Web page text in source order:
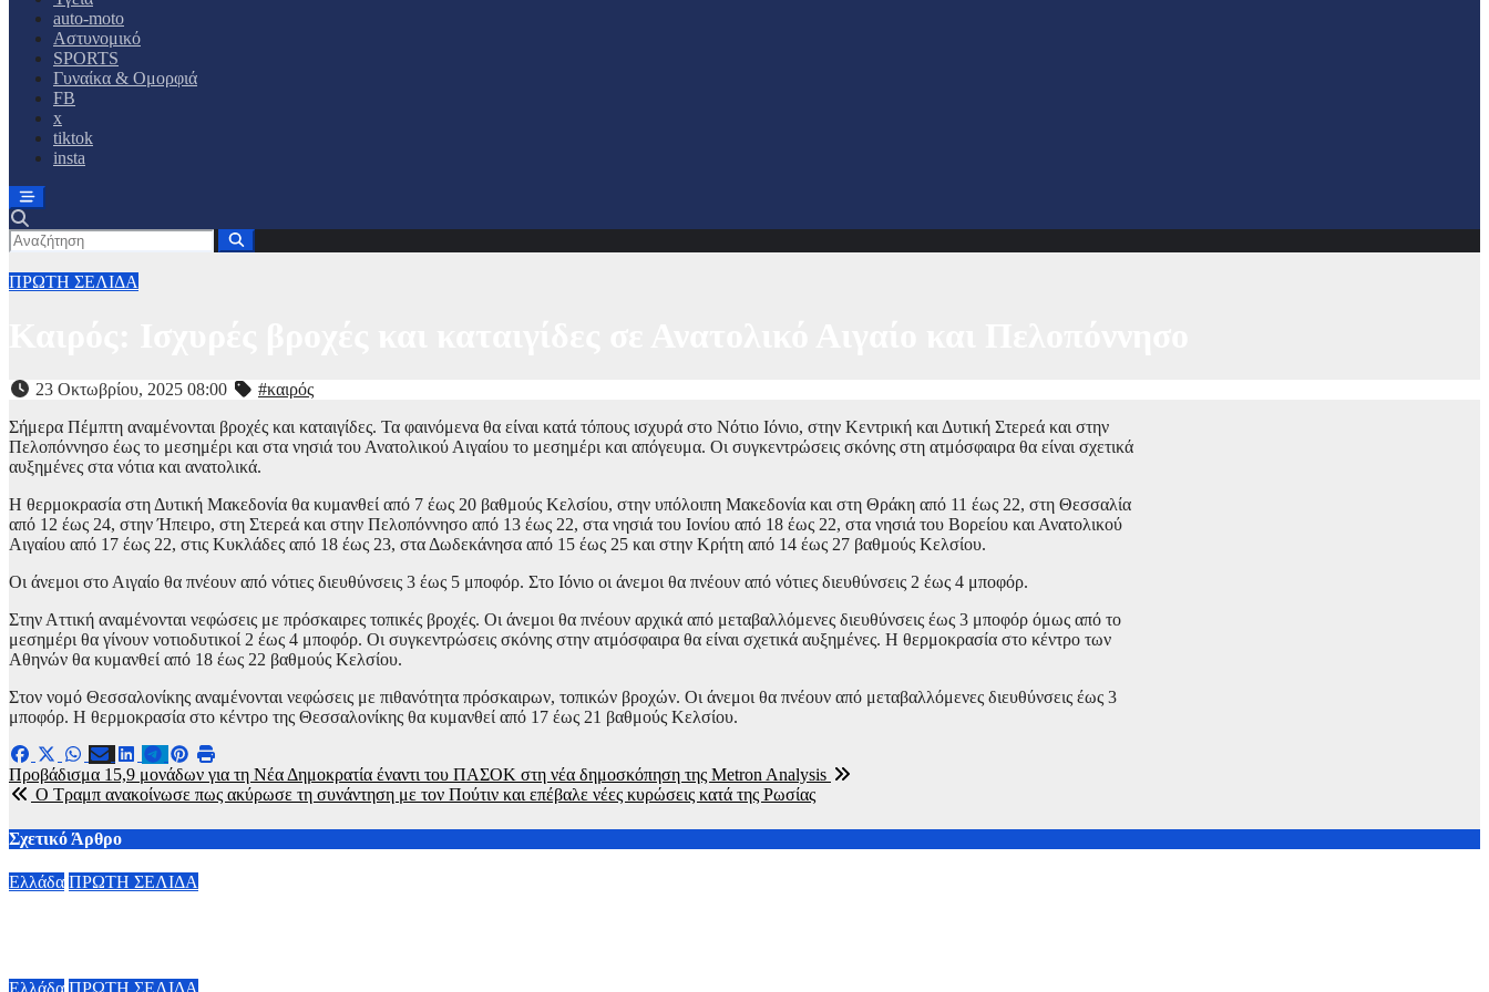
auto-moto
Αστυνομικό
SPORTS
Γυναίκα & Ομορφιά
FB
x
tiktok
insta
ΠΡΩΤΗ ΣΕΛΙΔΑ
23 Οκτωβρίου, 2025 08:00
#καιρός
Σήμερα Πέμπτη αναμένονται βροχές και καταιγίδες. Τα φαινόμενα θα είναι κατά τόπους ισχυρά στο Νότιο Ιόνιο, στην Κεντρική και Δυτική Στερεά και στην
Πελοπόννησο έως το μεσημέρι και στα νησιά του Ανατολικού Αιγαίου το μεσημέρι και απόγευμα. Οι συγκεντρώσεις σκόνης στη ατμόσφαιρα θα είναι σχετικά
αυξημένες στα νότια και ανατολικά.
Η θερμοκρασία στη Δυτική Μακεδονία θα κυμανθεί από 7 έως 20 βαθμούς Κελσίου, στην υπόλοιπη Μακεδονία και στη Θράκη από 11 έως 22, στη Θεσσαλία
από 12 έως 24, στην Ήπειρο, στη Στερεά και στην Πελοπόννησο από 13 έως 22, στα νησιά του Ιονίου από 18 έως 22, στα νησιά του Βορείου και Ανατολικού
Αιγαίου από 17 έως 22, στις Κυκλάδες από 18 έως 23, στα Δωδεκάνησα από 15 έως 25 και στην Κρήτη από 14 έως 27 βαθμούς Κελσίου.
Οι άνεμοι στο Αιγαίο θα πνέουν από νότιες διευθύνσεις 3 έως 5 μποφόρ. Στο Ιόνιο οι άνεμοι θα πνέουν από νότιες διευθύνσεις 2 έως 4 μποφόρ.
Στην Αττική αναμένονται νεφώσεις με πρόσκαιρες τοπικές βροχές. Οι άνεμοι θα πνέουν αρχικά από μεταβαλλόμενες διευθύνσεις έως 3 μποφόρ όμως από το
μεσημέρι θα γίνουν νοτιοδυτικοί 2 έως 4 μποφόρ. Οι συγκεντρώσεις σκόνης στην ατμόσφαιρα θα είναι σχετικά αυξημένες. Η θερμοκρασία στο κέντρο των
Αθηνών θα κυμανθεί από 18 έως 22 βαθμούς Κελσίου.
Στον νομό Θεσσαλονίκης αναμένονται νεφώσεις με πιθανότητα πρόσκαιρων, τοπικών βροχών. Οι άνεμοι θα πνέουν από μεταβαλλόμενες διευθύνσεις έως 3
μποφόρ. Η θερμοκρασία στο κέντρο της Θεσσαλονίκης θα κυμανθεί από 17 έως 21 βαθμούς Κελσίου.
Πλοήγηση
άρθρων
Προβάδισμα 15,9 μονάδων για τη Νέα Δημοκρατία έναντι του ΠΑΣΟΚ στη νέα δημοσκόπηση της Metron Analysis
Ο Τραμπ ανακοίνωσε πως ακύρωσε τη συνάντηση με τον Πούτιν και επέβαλε νέες κυρώσεις κατά της Ρωσίας
Σχετικό Άρθρο
Ελλάδα ΠΡΩΤΗ ΣΕΛΙΔΑ